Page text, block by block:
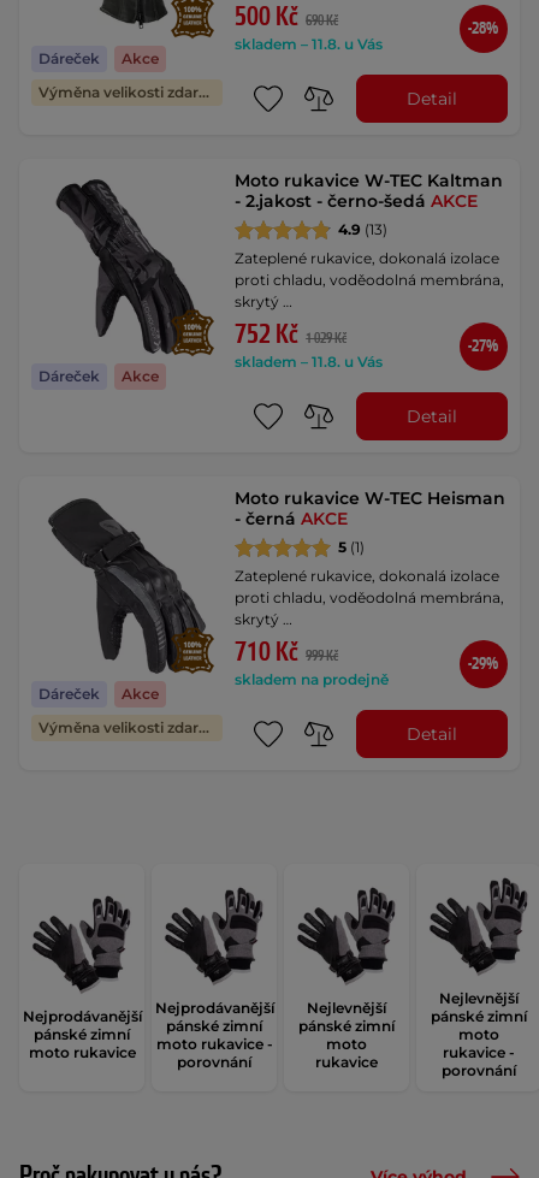
Dáreček
Akce
Výměna velikosti zdarma
500 Kč 690 Kč
skladem – 11.8. u Vás
-28%
Detail
Dáreček Akce
Moto rukavice W-TEC Kaltman
- 2.jakost - černo-šedáAKCE
4.9 (13)
Zateplené rukavice, dokonalá izolace
proti chladu, voděodolná membrána,
skrytý …
752 Kč 1 029 Kč
skladem – 11.8. u Vás
-27%
Detail
Dáreček
Akce
Výměna velikosti zdarma
Moto rukavice W-TEC Heisman
- černáAKCE
5 (1)
Zateplené rukavice, dokonalá izolace
proti chladu, voděodolná membrána,
skrytý …
710 Kč 999 Kč
skladem na prodejně
-29%
Detail
Nejprodávanější
pánské zimní
moto rukavice
Nejprodávanější
pánské zimní
moto rukavice -
porovnání
Nejlevnější
pánské zimní
moto
rukavice
Nejlevnější
pánské zimní
moto
rukavice -
porovnání